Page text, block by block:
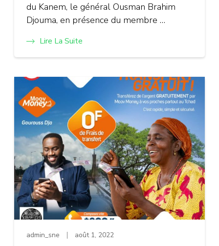
du Kanem, le général Ousman Brahim
Djouma, en présence du membre …
Lire La Suite
admin_sne août 1, 2022